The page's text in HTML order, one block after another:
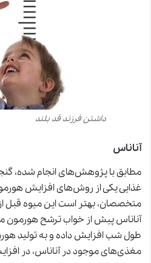
داشتن فرزند قد بلند
آناناس
مطابق با پژوهش‌های انجام شده،
غذایی یکی از روش‌های افزایش
متخصصان، بهتر است این میوه
آناناس پیش از خواب ترشح هورمون
طول شب افزایش داده و به تولید
مغذی‌های موجود در آناناس، در